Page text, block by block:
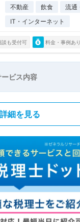
不動産 飲食 流通
IT・インターネット
談も受付可 料金・事例あり
ービス内容
詳細を見る